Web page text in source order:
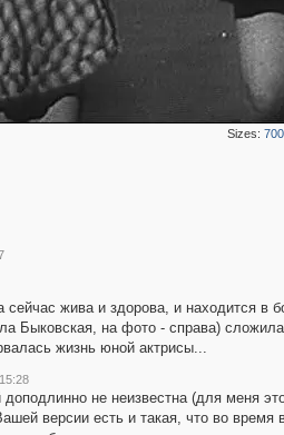
Sizes:
жива и здорова, и находится в
Быковская, на фото - справа)
жизнь юной актрисы...
не неизвестна (для меня
версии есть и такая, что во